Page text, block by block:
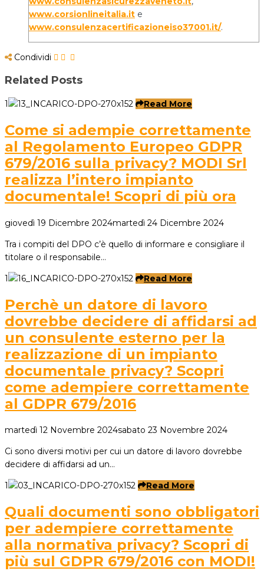
www.corsionlineitalia.it e
www.consulenzacertificazioneiso37001.it/.
Condividi
Related Posts
1 Read More
Come si adempie correttamente
al Regolamento Europeo GDPR
679/2016 sulla privacy? MODI Srl
realizza l’intero impianto
documentale! Scopri di più ora
giovedì 19 Dicembre 2024martedì 24 Dicembre 2024
Tra i compiti del DPO c’è quello di informare e consigliare il
titolare o il responsabile…
1
Read More
Perchè un datore di lavoro
dovrebbe decidere di affidarsi ad
un consulente esterno per la
realizzazione di un impianto
documentale privacy? Scopri
come adempiere correttamente
al GDPR 679/2016
martedì 12 Novembre 2024sabato 23 Novembre 2024
Ci sono diversi motivi per cui un datore di lavoro dovrebbe
decidere di affidarsi ad un…
1
Read More
Quali documenti sono obbligatori
per adempiere correttamente
alla normativa privacy? Scopri di
più sul GDPR 679/2016 con MODI!